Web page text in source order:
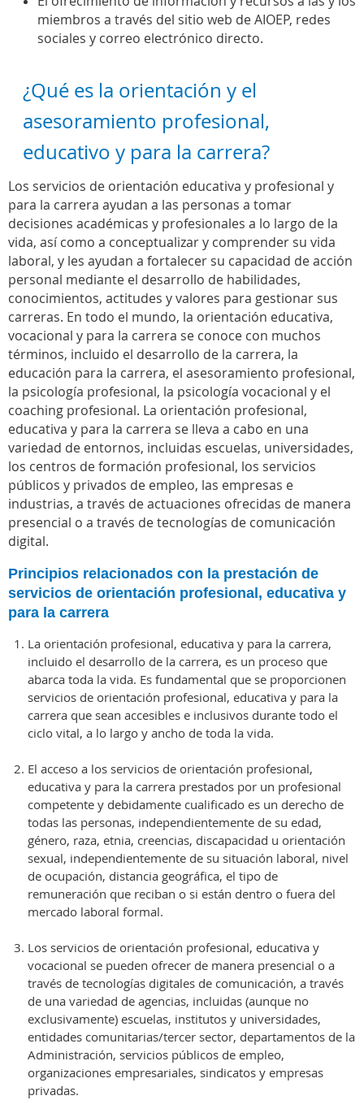
miembros a través del sitio web de AIOEP, redes
sociales y correo electrónico directo.
¿Qué es la orientación y el
asesoramiento profesional,
educativo y para la carrera?
Los servicios de orientación educativa y profesional y
para la carrera ayudan a las personas a tomar
decisiones académicas y profesionales a lo largo de la
vida, así como a conceptualizar y comprender su vida
laboral, y les ayudan a fortalecer su capacidad de acción
personal mediante el desarrollo de habilidades,
conocimientos, actitudes y valores para gestionar sus
carreras. En todo el mundo, la orientación educativa,
vocacional y para la carrera se conoce con muchos
términos, incluido el desarrollo de la carrera, la
educación para la carrera, el asesoramiento profesional,
la psicología profesional, la psicología vocacional y el
coaching profesional. La orientación profesional,
educativa y para la carrera se lleva a cabo en una
variedad de entornos, incluidas escuelas, universidades,
los centros de formación profesional, los servicios
públicos y privados de empleo, las empresas e
industrias, a través de actuaciones ofrecidas de manera
presencial o a través de tecnologías de comunicación
digital.
Principios relacionados con la prestación de
servicios de orientación profesional, educativa y
para la carrera
La orientación profesional, educativa y para la carrera,
incluido el desarrollo de la carrera, es un proceso que
abarca toda la vida. Es fundamental que se proporcionen
servicios de orientación profesional, educativa y para la
carrera que sean accesibles e inclusivos durante todo el
ciclo vital, a lo largo y ancho de toda la vida.
El acceso a los servicios de orientación profesional,
educativa y para la carrera prestados por un profesional
competente y debidamente cualificado es un derecho de
todas las personas, independientemente de su edad,
género, raza, etnia, creencias, discapacidad u orientación
sexual, independientemente de su situación laboral, nivel
de ocupación, distancia geográfica, el tipo de
remuneración que reciban o si están dentro o fuera del
mercado laboral formal.
Los servicios de orientación profesional, educativa y
vocacional se pueden ofrecer de manera presencial o a
través de tecnologías digitales de comunicación, a través
de una variedad de agencias, incluidas (aunque no
exclusivamente) escuelas, institutos y universidades,
entidades comunitarias/tercer sector, departamentos de la
Administración, servicios públicos de empleo,
organizaciones empresariales, sindicatos y empresas
privadas.